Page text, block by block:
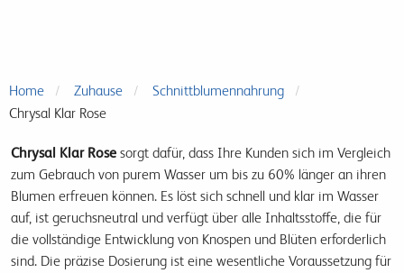
Home Zuhause
Schnittblumennahrung
Chrysal Klar Rose
Chrysal Klar Rose sorgt dafür, dass Ihre Kunden sich im Vergleich
zum Gebrauch von purem Wasser um bis zu 60% länger an ihren
Blumen erfreuen können. Es löst sich schnell und klar im Wasser
auf, ist geruchsneutral und verfügt über alle Inhaltsstoffe, die für
die vollständige Entwicklung von Knospen und Blüten erforderlich
sind. Die präzise Dosierung ist eine wesentliche Voraussetzung für